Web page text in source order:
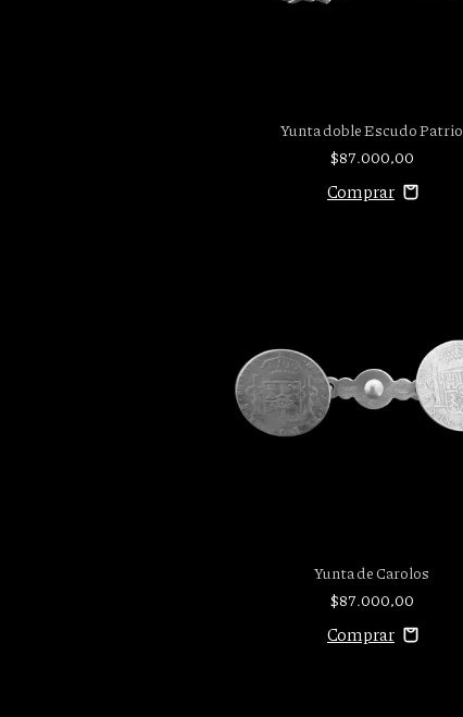
Yunta doble Escudo Patrio
$87.000,00
Yunta de Carolos
$87.000,00